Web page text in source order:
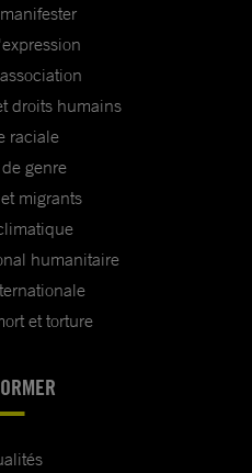
droits humains
raciale
genre
migrants
humanitaire
et torture